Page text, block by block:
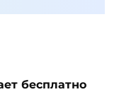
бесплатно